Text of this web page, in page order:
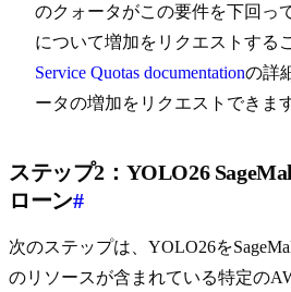
のクォータがこの要件を下回っ
について増加をリクエストする
Service Quotas documentationの詳
ータの増加をリクエストできます
ステップ2：YOLO26
ローン#
次のステップは、YOLO26を
のリソースが含まれている特定の